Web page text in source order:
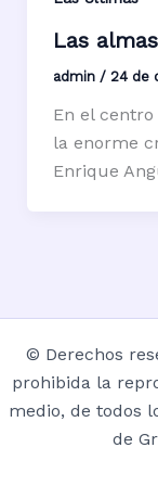
Las
admin / 24 de
En el
la enorme
Enrique
© Derechos
prohibida la
medio, de todos
de